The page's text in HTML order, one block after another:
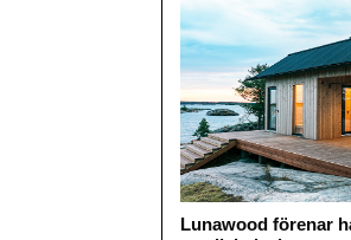
Lunawood förenar